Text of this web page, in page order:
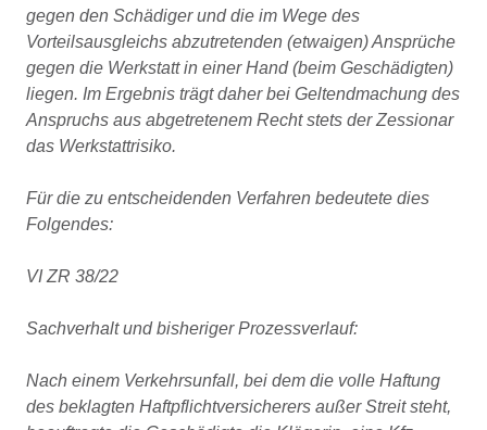
gegen den Schädiger und die im Wege des
Vorteilsausgleichs abzutretenden (etwaigen) Ansprüche
gegen die Werkstatt in einer Hand (beim Geschädigten)
liegen. Im Ergebnis trägt daher bei Geltendmachung des
Anspruchs aus abgetretenem Recht stets der Zessionar
das Werkstattrisiko.
Für die zu entscheidenden Verfahren bedeutete dies
Folgendes:
VI ZR 38/22
Sachverhalt und bisheriger Prozessverlauf:
Nach einem Verkehrsunfall, bei dem die volle Haftung
des beklagten Haftpflichtversicherers außer Streit steht,